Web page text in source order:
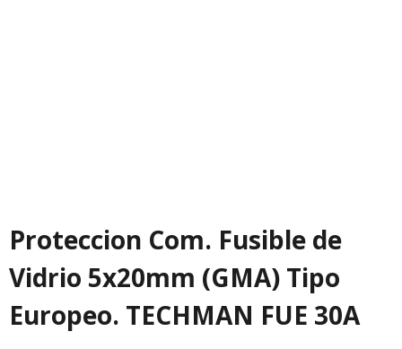
Proteccion Com. Fusible de
Vidrio 5x20mm (GMA) Tipo
Europeo. TECHMAN FUE 30A